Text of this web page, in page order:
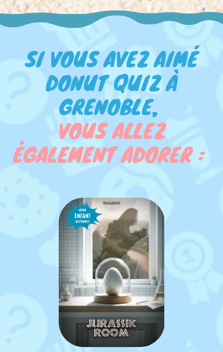
SI VOUS AVEZ AIMÉ
DONUT QUIZ À
GRENOBLE,
VOUS ALLEZ
ÉGALEMENT ADORER :